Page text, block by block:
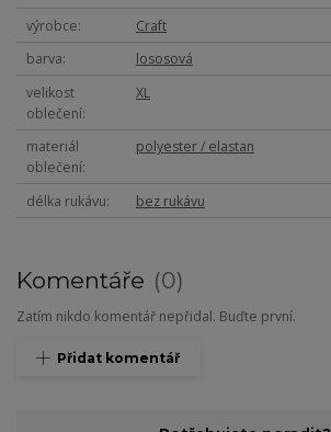
výrobce
Craft
barva
lososová
velikost
oblečení
XL
materiál
oblečení
polyester / elastan
délka rukávu bez rukávu
Komentáře 0
Zatím nikdo komentář nepřidal. Buďte první.
Přidat komentář